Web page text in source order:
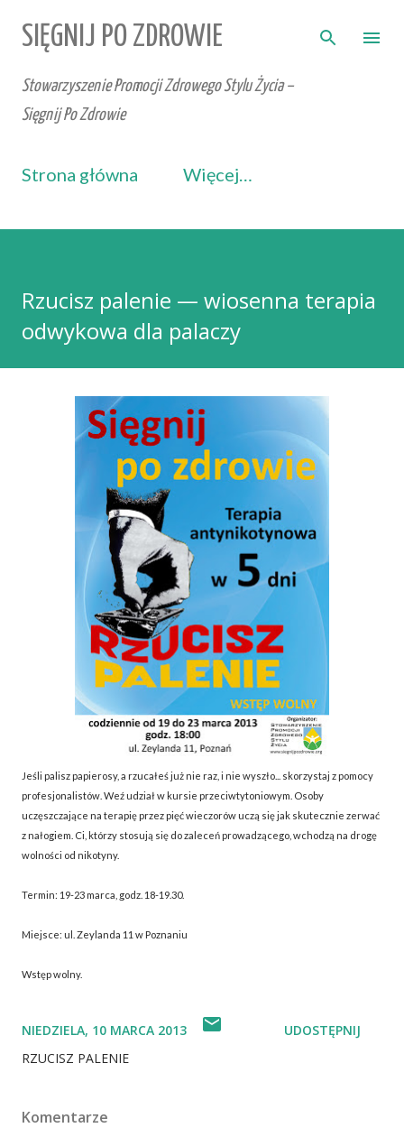
Przejdź do głównej zawartości
SIĘGNIJ PO ZDROWIE
Stowarzyszenie Promocji Zdrowego Stylu Życia –
Sięgnij Po Zdrowie
Strona główna Więcej…
Rzucisz palenie — wiosenna terapia
odwykowa dla palaczy
Jeśli palisz papierosy, a rzucałeś już nie raz, i nie wyszło... skorzystaj z pomocy
profesjonalistów. Weź udział w kursie przeciwtytoniowym. Osoby
uczęszczające na terapię przez pięć wieczorów uczą się jak skutecznie zerwać
z nałogiem. Ci, którzy stosują się do zaleceń prowadzącego, wchodzą na drogę
wolności od nikotyny.
Termin: 19-23 marca, godz. 18-19.30.
Miejsce: ul. Zeylanda 11 w Poznaniu
Wstęp wolny.
NIEDZIELA, 10 MARCA 2013
RZUCISZ PALENIE
UDOSTĘPNIJ
Komentarze